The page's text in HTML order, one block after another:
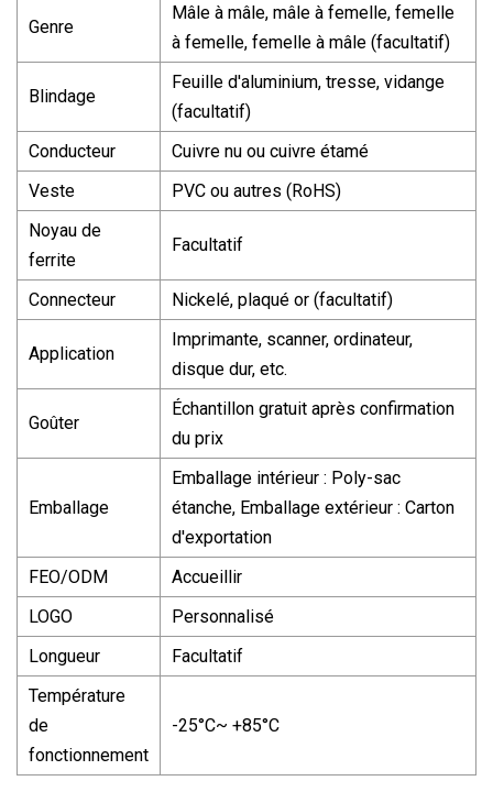
Genre
Mâle à mâle, mâle à femelle, femelle
à femelle, femelle à mâle (facultatif)
Blindage
Feuille d'aluminium, tresse, vidange
(facultatif)
Conducteur
Cuivre nu ou cuivre étamé
Veste
PVC ou autres (RoHS)
Noyau de
ferrite
Facultatif
Connecteur Nickelé, plaqué or (facultatif)
Application
Imprimante, scanner, ordinateur,
disque dur, etc.
Goûter
Échantillon gratuit après confirmation
du prix
Emballage
Emballage intérieur : Poly-sac
étanche, Emballage extérieur : Carton
d'exportation
FEO/ODM
Accueillir
LOGO
Personnalisé
Longueur
Facultatif
Température
de
fonctionnement
-25°C~ +85°C